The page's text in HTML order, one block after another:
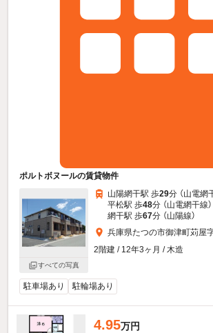
ポルトボヌールの賃貸物件
すべての写真
山陽網干駅 歩29分 （山電網
平松駅 歩48分 （山電網干線）
網干駅 歩67分 （山陽線）
兵庫県たつの市御津町苅屋
2階建 / 12年3ヶ月 / 木造
駐車場あり 駐輪場あり
4.95万円